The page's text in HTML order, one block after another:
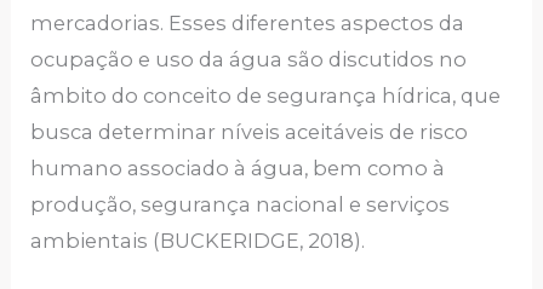
mercadorias. Esses diferentes aspectos da
ocupação e uso da água são discutidos no
âmbito do conceito de segurança hídrica, que
busca determinar níveis aceitáveis de risco
humano associado à água, bem como à
produção, segurança nacional e serviços
ambientais (BUCKERIDGE, 2018).